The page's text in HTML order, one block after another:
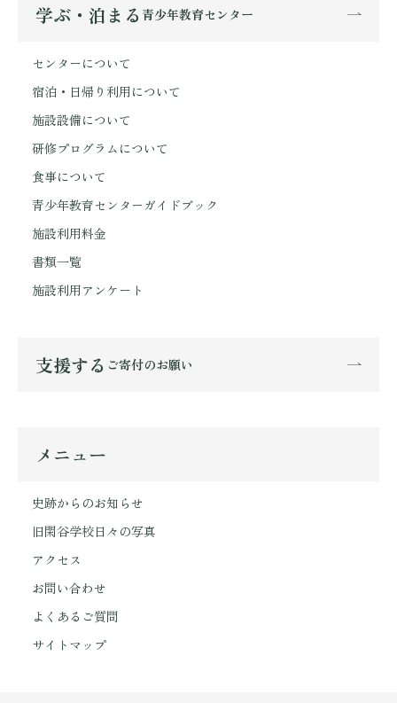
学ぶ・泊まる 青少年教育センター
センターについて
宿泊・日帰り利用について
施設設備について
研修プログラムについて
食事について
青少年教育センターガイドブック
施設利用料金
書類一覧
施設利用アンケート
支援する ご寄付のお願い
メニュー
史跡からのお知らせ
旧閑谷学校日々の写真
アクセス
お問い合わせ
よくあるご質問
サイトマップ